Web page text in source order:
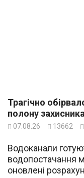
Трагічно
полону
07.08.26 13662
Водоканали
водопостачання
оновлені